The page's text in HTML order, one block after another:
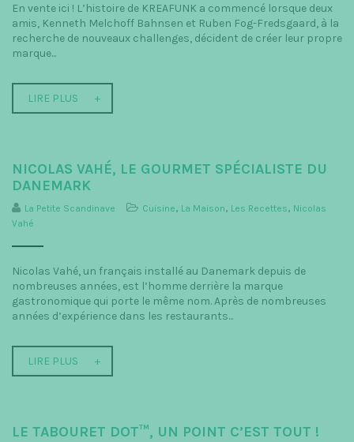
En vente ici ! L’histoire de KREAFUNK a commencé lorsque deux
amis, Kenneth Melchoff Bahnsen et Ruben Fog-Fredsgaard, à la
recherche de nouveaux challenges, décident de créer leur propre
marque...
LIRE PLUS
NICOLAS VAHÉ, LE GOURMET SPÉCIALISTE DU
DANEMARK
La Petite Scandinave Cuisine, La Maison, Les Recettes, Nicolas
Vahé
Nicolas Vahé, un français installé au Danemark depuis de
nombreuses années, est l’homme derrière la marque
gastronomique qui porte le même nom. Après de nombreuses
années d’expérience dans les restaurants...
LIRE PLUS
LE TABOURET DOT™, UN POINT C’EST TOUT !